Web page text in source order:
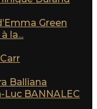
Green
la...
Balliana
BANNALEC